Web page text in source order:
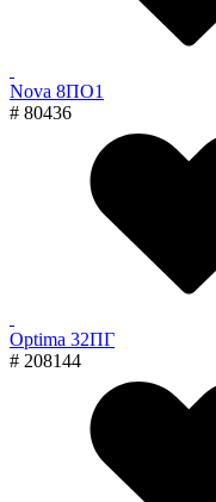
Nova 8ПО1
# 80436
Optima 32ПГ
# 208144